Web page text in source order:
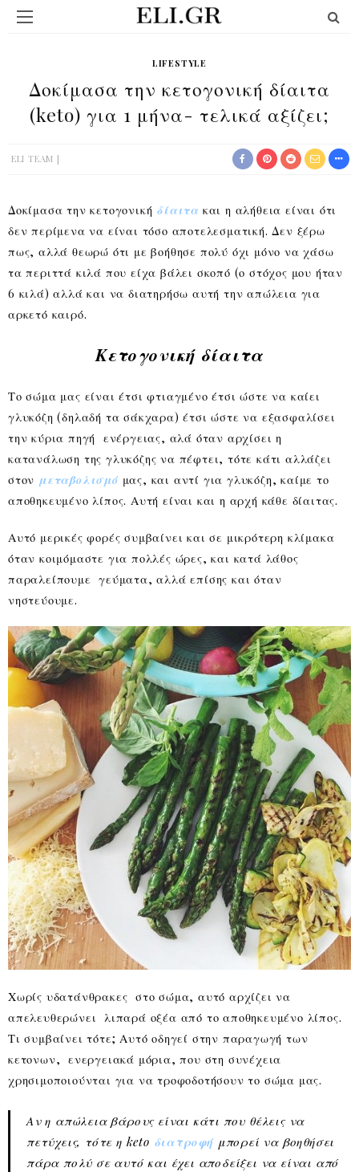
LIFESTYLE
Δοκίμασα την κετογονική δίαιτα
(keto) για 1 μήνα- τελικά αξίζει;
ELI TEAM
Δοκίμασα την κετογονική δίαιτα και η αλήθεια είναι ότι
δεν περίμενα να είναι τόσο αποτελεσματική. Δεν ξέρω
πως, αλλά θεωρώ ότι με βοήθησε πολύ όχι μόνο να χάσω
τα περιττά κιλά που είχα βάλει σκοπό (ο στόχος μου ήταν
6 κιλά) αλλά και να διατηρήσω αυτή την απώλεια για
αρκετό καιρό.
Κετογονική δίαιτα
Το σώμα μας είναι έτσι φτιαγμένο έτσι ώστε να καίει
γλυκόζη (δηλαδή τα σάκχαρα) έτσι ώστε να εξασφαλίσει
την κύρια πηγή ενέργειας, αλά όταν αρχίσει η
κατανάλωση της γλυκόζης να πέφτει, τότε κάτι αλλάζει
στον μεταβολισμόμας, και αντί για γλυκόζη, καίμε το
αποθηκευμένο λίπος. Αυτή είναι και η αρχή κάθε δίαιτας.
Αυτό μερικές φορές συμβαίνει και σε μικρότερη κλίμακα
όταν κοιμόμαστε για πολλές ώρες, και κατά λάθος
παραλείπουμε γεύματα, αλλά επίσης και όταν
νηστεύουμε.
Χωρίς υδατάνθρακες στο σώμα, αυτό αρχίζει να
απελευθερώνει λιπαρά οξέα από το αποθηκευμένο λίπος.
Τι συμβαίνει τότε; Αυτό οδηγεί στην παραγωγή των
κετονων, ενεργειακά μόρια, που στη συνέχεια
χρησιμοποιούνται για να τροφοδοτήσουν το σώμα μας.
Αν η απώλεια βάρους είναι κάτι που θέλεις να
πετύχεις, τότε η keto διατροφή μπορεί να βοηθήσει
πάρα πολύ σε αυτό και έχει αποδείξει να είναι από